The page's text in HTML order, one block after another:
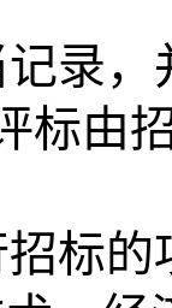
录，
标由
标